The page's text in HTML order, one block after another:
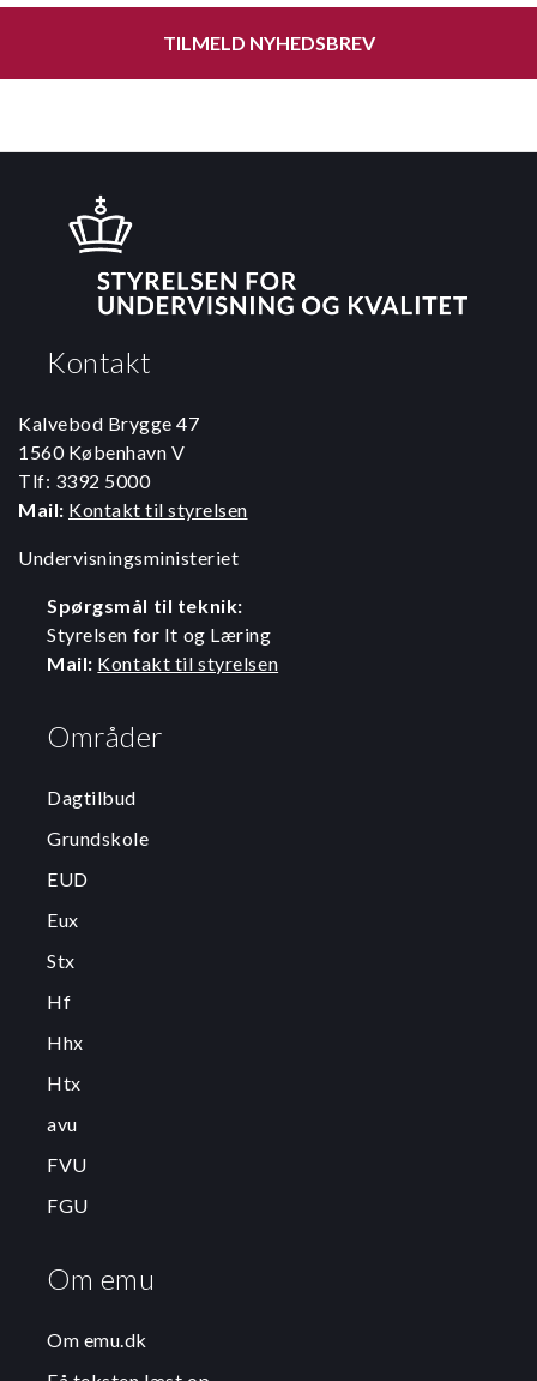
TILMELD NYHEDSBREV
Kontakt
Kalvebod Brygge 47
1560 København V
Tlf: 3392 5000
Mail: Kontakt til styrelsen
Undervisningsministeriet
Spørgsmål til teknik:
Styrelsen for It og Læring
Mail: Kontakt til styrelsen
Områder
Dagtilbud
Grundskole
EUD
Eux
Stx
Hf
Hhx
Htx
avu
FVU
FGU
Om emu
Om emu.dk